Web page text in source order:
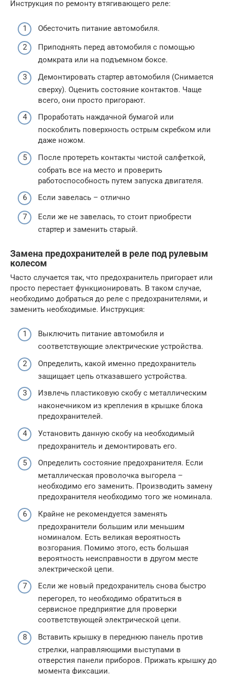
Инструкция по ремонту втягивающего реле:
Обесточить питание автомобиля.
Приподнять перед автомобиля с помощью
домкрата или на подъемном боксе.
Демонтировать стартер автомобиля (Снимается
сверху). Оценить состояние контактов. Чаще
всего, они просто пригорают.
Проработать наждачной бумагой или
поскоблить поверхность острым скребком или
даже ножом.
После протереть контакты чистой салфеткой,
собрать все на место и проверить
работоспособность путем запуска двигателя.
Если завелась – отлично
Если же не завелась, то стоит приобрести
стартер и заменить старый.
Замена предохранителей в реле под рулевым
колесом
Часто случается так, что предохранитель пригорает или
просто перестает функционировать. В таком случае,
необходимо добраться до реле с предохранителями, и
заменить необходимые. Инструкция:
Выключить питание автомобиля и
соответствующие электрические устройства.
Определить, какой именно предохранитель
защищает цепь отказавшего устройства.
Извлечь пластиковую скобу с металлическим
наконечником из крепления в крышке блока
предохранителей.
Установить данную скобу на необходимый
предохранитель и демонтировать его.
Определить состояние предохранителя. Если
металлическая проволочка выгорела –
необходимо его заменить. Производить замену
предохранителя необходимо того же номинала.
Крайне не рекомендуется заменять
предохранители большим или меньшим
номиналом. Есть великая вероятность
возгорания. Помимо этого, есть большая
вероятность неисправности в другом месте
электрической цепи.
Если же новый предохранитель снова быстро
перегорел, то необходимо обратиться в
сервисное предприятие для проверки
соответствующей электрической цепи.
Вставить крышку в переднюю панель против
стрелки, направляющими выступами в
отверстия панели приборов. Прижать крышку до
момента фиксации.